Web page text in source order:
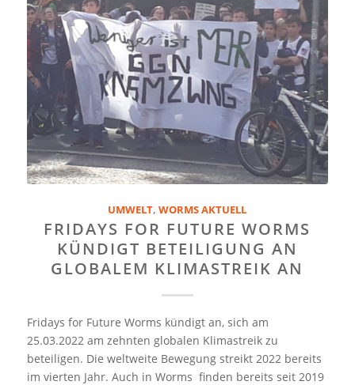
UMWELT,WORMS AKTUELL
FRIDAYS FOR FUTURE WORMS
KÜNDIGT BETEILIGUNG AN
GLOBALEM KLIMASTREIK AN
Fridays for Future Worms kündigt an, sich am
25.03.2022 am zehnten globalen Klimastreik zu
beteiligen. Die weltweite Bewegung streikt 2022 bereits
im vierten Jahr. Auch in Worms finden bereits seit 2019